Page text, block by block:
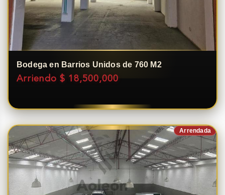
Bodega en Barrios Unidos de 760 M2
Arriendo $ 18,500,000
Arrendada